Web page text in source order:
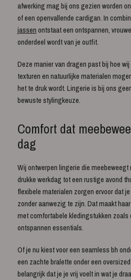
afwerking mag bij ons gezien worden
of een openvallende cardigan. In
jassenontstaat een ontspannen,
onderdeel wordt van je outfit.
Deze manier van dragen past bij hoe
texturen en natuurlijke materialen
het te druk wordt. Lingerie is bij ons
bewuste stylingkeuze.
Comfort dat
dag
Wij ontwerpen lingerie die meebeweegt
drukke werkdag tot een rustige avond
flexibele materialen zorgen ervoor dat
zonder aanwezig te zijn. Dat maakt
met comfortabele kledingstukken
ontspannen essentials.
Of je nu kiest voor een seamless bh
een zachte bralette onder een
belangrijk dat je je vrij voelt in wat je